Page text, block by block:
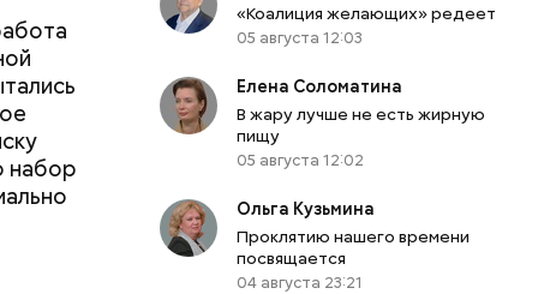
набор
/ Фото:
«Коалиция желающих» редеет
05 августа 12:03
Елена Соломатина
В жару лучше не есть жирную
пищу
05 августа 12:02
Ольга Кузьмина
Проклятию нашего времени
посвящается
04 августа 23:21